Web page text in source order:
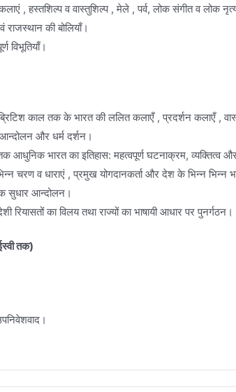
, हस्तशिल्प व वास्तुशिल्प , मेले , पर्व, लोक संगीत व लोक
राजस्थान की बोलियाँ।
विभूतियाँ।
काल तक के भारत की ललित कलाएँ , प्रदर्शन कलाएँ , वास्तु
आन्दोलन और धर्म दर्शन।
आधुनिक भारत का इतिहास: महत्वपूर्ण घटनाक्रम, व्यक्तित्व और
चरण व धाराएं , प्रमुख योगदानकर्ता और देश के भिन्न भिन्न
सुधार आन्दोलन।
रियासतों का विलय तथा राज्यों का भाषायी आधार पर पुनर्गठन।
तक)